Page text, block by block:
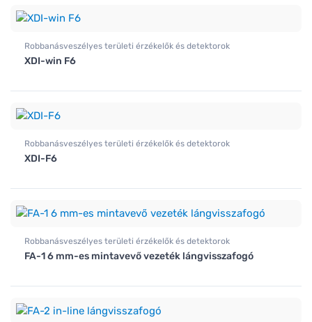
Robbanásveszélyes területi érzékelők és detektorok
XDI-win F6
Robbanásveszélyes területi érzékelők és detektorok
XDI-F6
Robbanásveszélyes területi érzékelők és detektorok
FA-1 6 mm-es mintavevő vezeték lángvisszafogó